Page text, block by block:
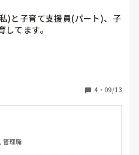
)と子育て支援員(パート)、子
てます。
微妙にずれる、遊びも違うで
に有資格１人いて、子育て支
まわるのでは？と思ってま
に入ることはないだろうな
4 ・ 09/13
管理職